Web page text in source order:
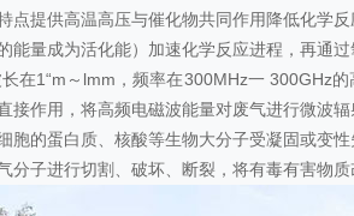
点提供高温高压与催化物共同作用降低化学
能量成为活化能）加速化学反应进程，再通
在1“m～lmm，频率在300MHz一 300GHz
接作用，将高频电磁波能量对废气进行微波
胞的蛋白质、核酸等生物大分子受凝固或变
分子进行切割、破坏、断裂，将有毒有害物质